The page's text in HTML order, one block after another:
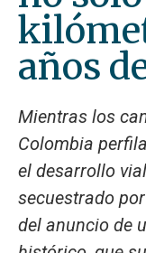
años
Mientras los
Colombia
el desarrollo
secuestrado
del anuncio de